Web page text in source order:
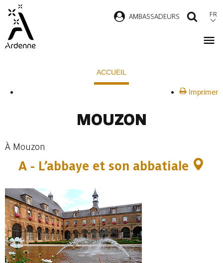
contenu
principal
AMBASSADEURS FR
ACCUEIL
Imprimer
MOUZON
À Mouzon
A - L’abbaye et son abbatiale